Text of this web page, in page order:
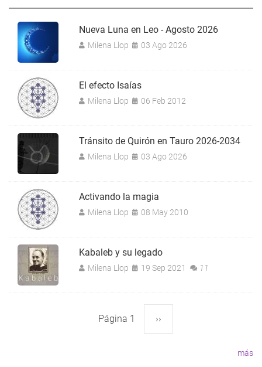
Nueva Luna en Leo - Agosto 2026
Milena Llop 03 Ago 2026
El efecto Isaías
Milena Llop 06 Feb 2012
Tránsito de Quirón en Tauro 2026-2034
Milena Llop 03 Ago 2026
Activando la magia
Milena Llop 08 May 2010
Kabaleb y su legado
Milena Llop 19 Sep 2021 11
Página 1 Siguiente
››
más